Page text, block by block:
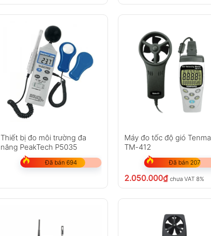
Thiết bị đo môi trường đa
năng PeakTech P5035
Đã bán 694
Máy đo tốc độ gió
TM-412
Đã bán 207
2.050.000₫ chưa VAT 8%